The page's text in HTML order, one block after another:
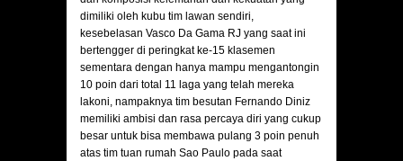
dimiliki oleh kubu tim lawan sendiri,
kesebelasan Vasco Da Gama RJ yang saat ini
bertengger di peringkat ke-15 klasemen
sementara dengan hanya mampu mengantongin
10 poin dari total 11 laga yang telah mereka
lakoni, nampaknya tim besutan Fernando Diniz
memiliki ambisi dan rasa percaya diri yang cukup
besar untuk bisa membawa pulang 3 poin penuh
atas tim tuan rumah Sao Paulo pada saat